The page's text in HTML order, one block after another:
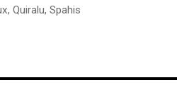
, Quiralu, Spahis